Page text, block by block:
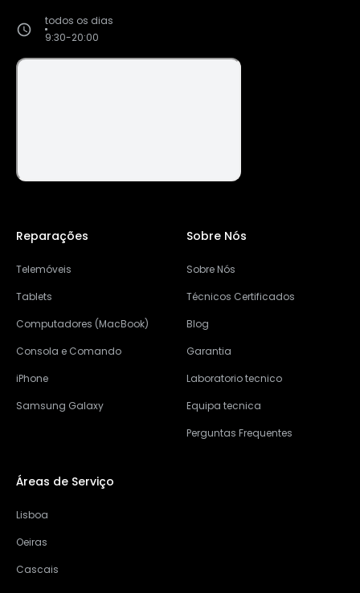
todos os dias
9:30-20:00
Reparações
Telemóveis
Tablets
Computadores (MacBook)
Consola e Comando
iPhone
Samsung Galaxy
Sobre Nós
Sobre Nós
Técnicos Certificados
Blog
Garantia
Laboratorio tecnico
Equipa tecnica
Perguntas Frequentes
Áreas de Serviço
Lisboa
Oeiras
Cascais